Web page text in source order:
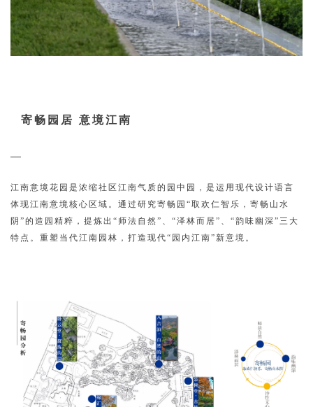
寄畅园居 意境江南
江南意境花园是浓缩社区江南气质的园中园，是运用现代设计语言
体现江南意境核心区域。通过研究寄畅园“取欢仁智乐，寄畅山水
阴”的造园精粹，提炼出“师法自然”、“泽林而居”、“韵味幽深”三大
特点。重塑当代江南园林，打造现代“园内江南”新意境。